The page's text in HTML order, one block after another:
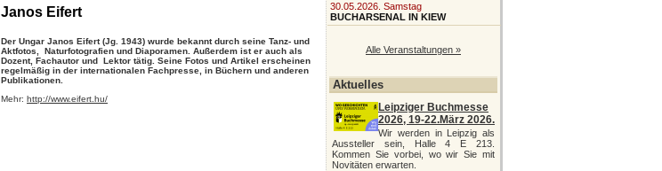
Janos Eifert
Der Ungar Janos Eifert (Jg. 1943) wurde bekannt durch seine Tanz- und
Aktfotos, Naturfotografien und Diaporamen. Außerdem ist er auch als
Dozent, Fachautor und Lektor tätig. Seine Fotos und Artikel erscheinen
regelmäßig in der internationalen Fachpresse, in Büchern und anderen
Publikationen.
Mehr: http://www.eifert.hu/
30.05.2026. Samstag
BUCHARSENAL IN KIEW
Alle Veranstaltungen »
Aktuelles
Leipziger Buchmesse
2026, 19-22.März 2026.
Wir werden in Leipzig als
Aussteller sein, Halle 4 E 213.
Kommen Sie vorbei, wo wir Sie mit
Novitäten erwarten.